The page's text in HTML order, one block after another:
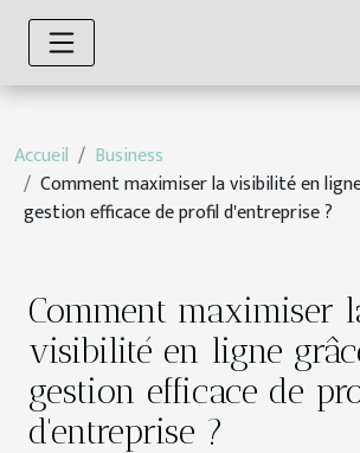
Accueil
Business
Comment maximiser la visibilité en
gestion efficace de profil d'entreprise ?
Comment maximiser
visibilité en ligne
gestion efficace de
d'entreprise ?